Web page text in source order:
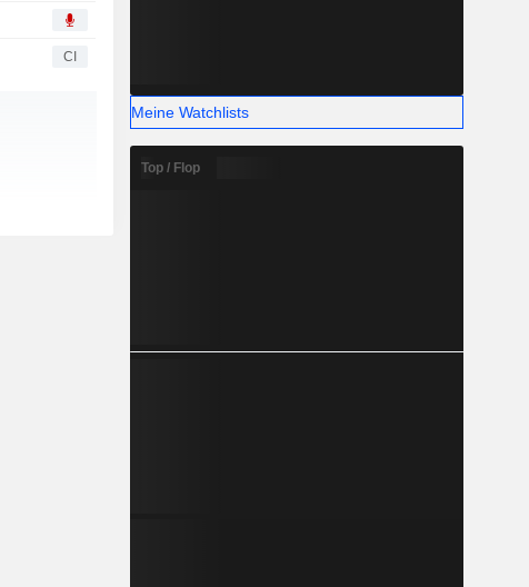
CI
Meine Watchlists
Top / Flop